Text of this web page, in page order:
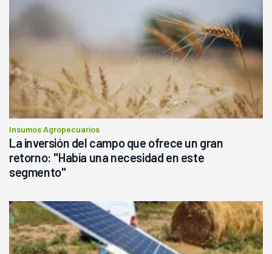
Insumos Agropecuarios
La inversión del campo que ofrece un gran
retorno: "Había una necesidad en este
segmento"